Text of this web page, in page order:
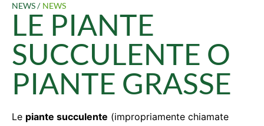
NEWS / NEWS
LE PIANTE
SUCCULENTE O
PIANTE GRASSE
Le piante succulente (impropriamente chiamate